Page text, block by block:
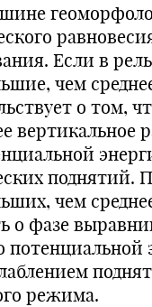
Если в
чем
о том,
вертикальное
поднятий.
чем
о фазе
режима.